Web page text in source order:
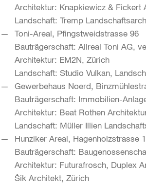
Architektur: Knapkiewicz & Fickert
Landschaft: Tremp
Toni-Areal, Pfingstweidstrasse 96
Bauträgerschaft: Allreal Toni AG,
Architektur: EM2N, Zürich
Landschaft: Studio Vulkan,
Gewerbehaus Noerd,
Bauträgerschaft: Immobilien-
Architektur: Beat Rothen
Landschaft: Müller Illien
Hunziker Areal, Hagenholzstrasse
Bauträgerschaft:
Architektur: Futurafrosch, Duplex
Šik Architekt, Zürich